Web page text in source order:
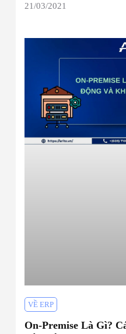
21/03/2021
VỀ ERP
On-Premise Là Gì?